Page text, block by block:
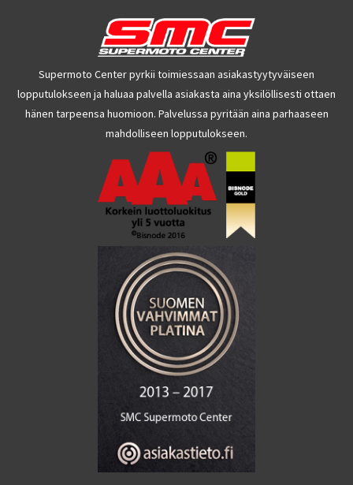
Supermoto Center pyrkii toimiessaan asiakastyytyväiseen
lopputulokseen ja haluaa palvella asiakasta aina yksilöllisesti ottaen
hänen tarpeensa huomioon. Palvelussa pyritään aina parhaaseen
mahdolliseen lopputulokseen.